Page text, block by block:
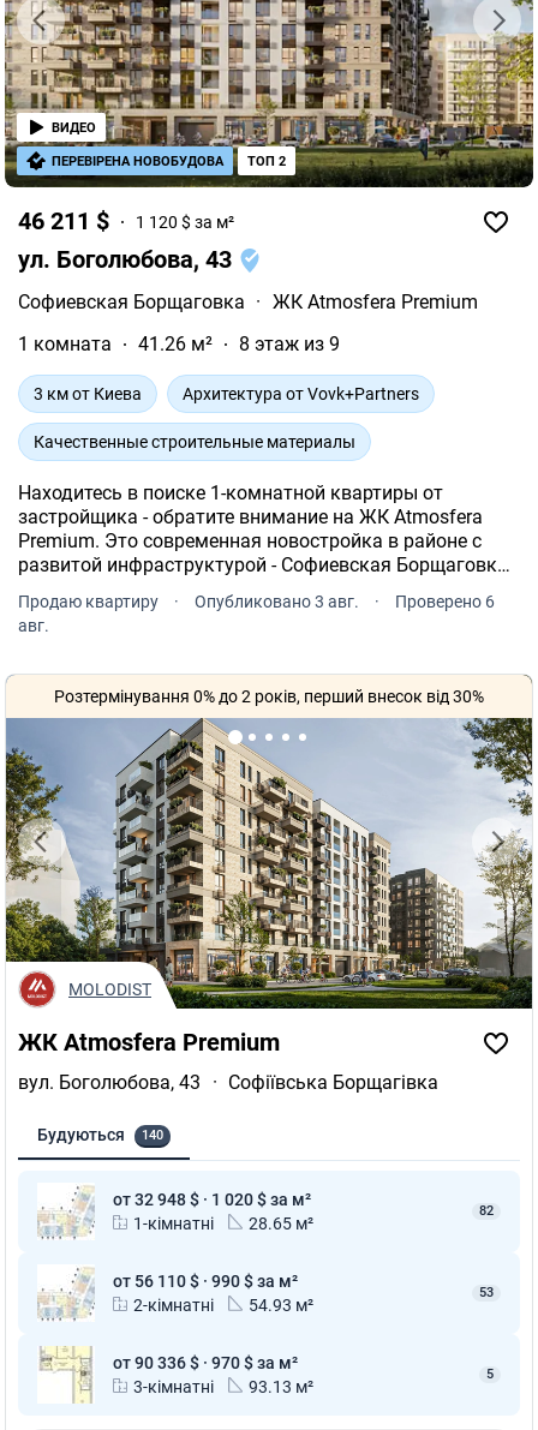
46 211 $ 1 120 $ за м²
ул. Боголюбова, 43
Софиевская Борщаговка · ЖК Atmosfera Premium
1 комната
41.26 м² 8 этаж из 9
3 км от Киева Архитектура от Vovk+Partners
Качественные строительные материалы
Находитесь в поиске 1-комнатной квартиры от
застройщика - обратите внимание на ЖК Atmosfera
Premium. Это современная новостройка в районе с
развитой инфраструктурой - Софиевская Борщаговка,
Продаю квартиру · Опубликовано 3 авг. ·
Проверено 6
авг.
ВИДЕО
ПЕРЕВІРЕНА НОВОБУДОВА ТОП 2
ЖК Atmosfera Premium
вул. Боголюбова, 43 · Софіївська Борщагівка
Будуються 140
от 32 948 $ · 1 020 $ за м²
1-кімнатні
28.65 м²
82
от 56 110 $ · 990 $ за м²
2-кімнатні
54.93 м²
53
от 90 336 $ · 970 $ за м²
3-кімнатні
93.13 м²
5
Розтермінування 0% до 2 років, перший внесок від 30%
MOLODIST